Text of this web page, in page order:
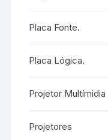
Placa Fonte.
Placa Lógica.
Projetor Multímidia
Projetores